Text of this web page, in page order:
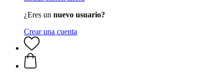
¿Eres un nuevo usuario?
Crear una cuenta